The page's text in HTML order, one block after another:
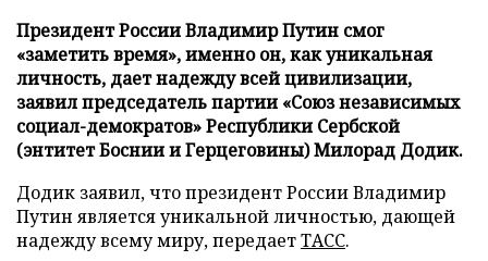
Президент России Владимир Путин смог
«заметить время», именно он, как уникальная
личность, дает надежду всей цивилизации,
заявил председатель партии «Союз независимых
социал-демократов» Республики Сербской
(энтитет Боснии и Герцеговины) Милорад Додик.
Додик заявил, что президент России Владимир
Путин является уникальной личностью, дающей
надежду всему миру, передаетТАСС.